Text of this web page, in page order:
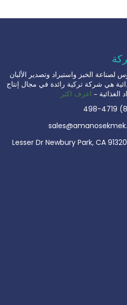
لصناعة الخبز واستيراد وتصدير الألبان
هي شركة تركية رائدة في مجال إنتاج
الغذائية – اعرف اكثر